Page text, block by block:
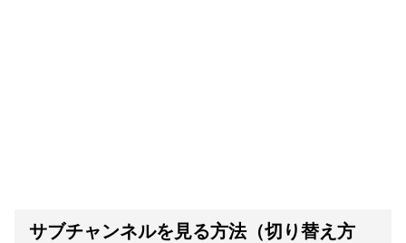
サブチャンネルを見る方法（切り替え方